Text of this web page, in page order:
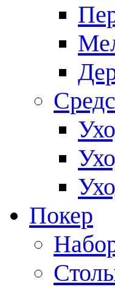
Покер